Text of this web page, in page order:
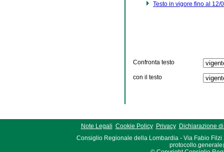
Testo in vigore fino al 12/
Confronta testo
con il testo
Note Legali Cookie Policy Privacy
Dichiarazione
Consiglio Regionale della Lombardia - Via Fabio Filzi